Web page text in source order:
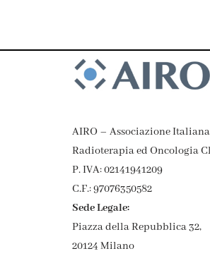
AIRO – Associazione
Radioterapia ed Oncologia
P. IVA: 02141941209
C.F.: 97076350582
Sede Legale:
Piazza della Repubblica 32,
20124 Milano